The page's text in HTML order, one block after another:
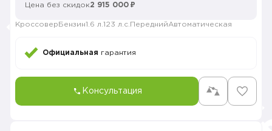
Цена без скидок2 915 000 ₽
Кроссовер Бензин1.6 л. 123 л.с. ПереднийАвтоматическая
Официальная гарантия
Консультация